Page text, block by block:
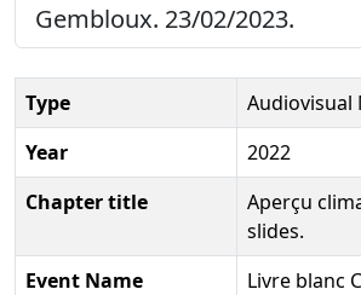
Gembloux. 23/02/2023.
Type
Audiovisual
Year
2022
Chapter title
Aperçu
slides.
Event Name
Livre blanc